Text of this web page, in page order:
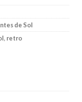
de Sol
, retro